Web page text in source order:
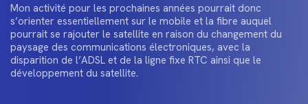
Mon activité pour les prochaines années pourrait donc
s’orienter essentiellement sur le mobile et la fibre auquel
pourrait se rajouter le satellite en raison du changement du
paysage des communications électroniques, avec la
disparition de l’ADSL et de la ligne fixe RTC ainsi que le
développement du satellite.